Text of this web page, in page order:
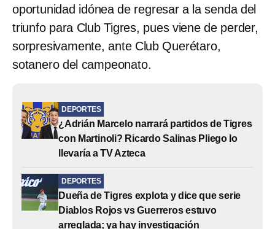
oportunidad idónea de regresar a la senda del
triunfo para Club Tigres, pues viene de perder,
sorpresivamente, ante Club Querétaro,
sotanero del campeonato.
DEPORTES
¿Adrián Marcelo narrará partidos de Tigres
con Martinoli? Ricardo Salinas Pliego lo
llevaría a TV Azteca
DEPORTES
Dueña de Tigres explota y dice que serie
Diablos Rojos vs Guerreros estuvo
arreglada; ya hay investigación